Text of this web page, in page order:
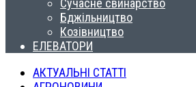
Сучасне свинарство
Бджільництво
Козівництво
ЕЛЕВАТОРИ
АКТУАЛЬНІ СТАТТІ